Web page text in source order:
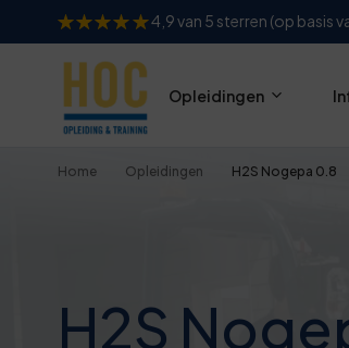
4,9 van 5 sterren (op basis
Opleidingen
Home Opleidingen H2S Nogepa 0.8
H2S